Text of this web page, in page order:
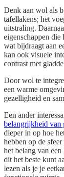
Denk aan wol als
tafellakens; het
uitstraling.
eigenschappen
wat bijdraagt aan
kan ook visuele
contrast met
Door wol te
een warme
gezelligheid en
Een ander
belangrijkheid van
dieper in op hoe
hebben op de
het belang van
dit het beste kunt
lezen als je je